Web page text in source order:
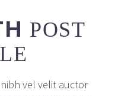
POST
vel velit auctor